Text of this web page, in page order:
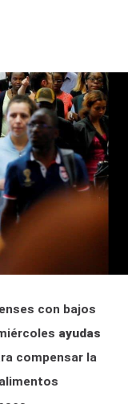
con bajos
ayudas
compensar la